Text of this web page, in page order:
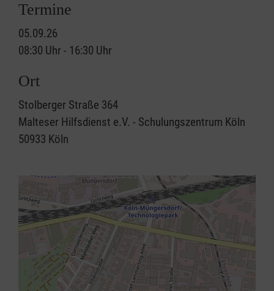
Termine
05.09.26
08:30 Uhr - 16:30 Uhr
Ort
Stolberger Straße 364
Malteser Hilfsdienst e.V. - Schulungszentrum Köln
50933 Köln